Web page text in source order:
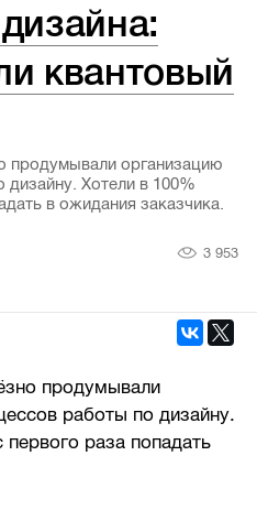
квантовый
продумывали организацию
Хотели в 100%
в ожидания заказчика.
3 953
продумывали
работы по дизайну.
раза попадать